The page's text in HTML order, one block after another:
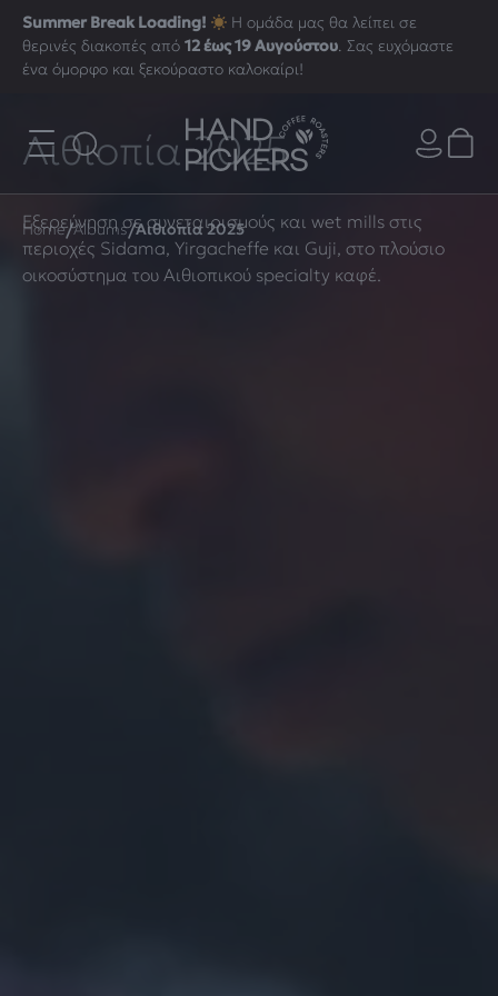
Summer Break Loading!
Η ομάδα μας θα λείπει σε
θερινές διακοπές από12 έως 19 Αυγούστου. Σας ευχόμαστε
ένα όμορφο και ξεκούραστο καλοκαίρι!
Home/Albums/Αιθιοπία 2025
Αιθιοπία 2025
Εξερεύνηση σε συνεταιρισμούς και wet mills στις
περιοχές Sidama, Yirgacheffe και Guji, στο πλούσιο
οικοσύστημα του Αιθιοπικού specialty καφέ.